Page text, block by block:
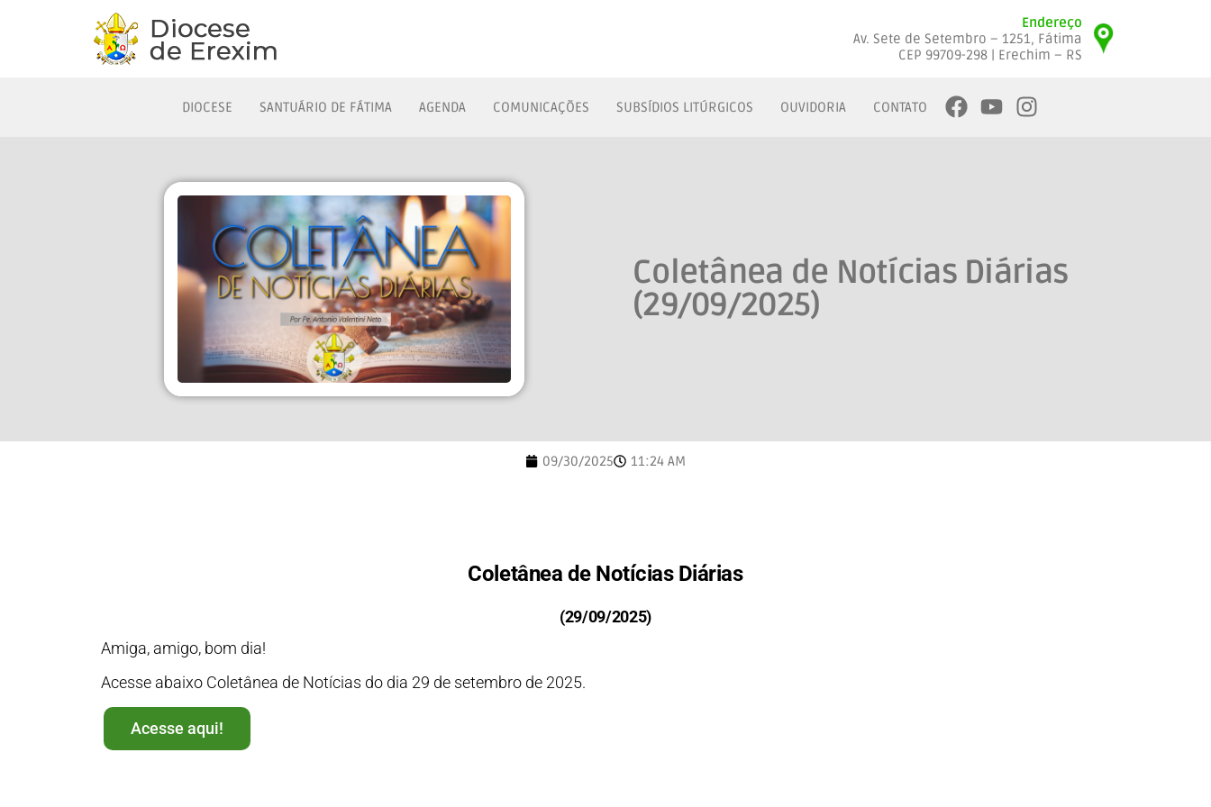
Endereço
Av. Sete de Setembro – 1251, Fátima
CEP 99709-298 | Erechim – RS
DIOCESE SANTUÁRIO DE FÁTIMA AGENDA COMUNICAÇÕES SUBSÍDIOS LITÚRGICOS OUVIDORIA CONTATO
Coletânea de Notícias Diárias
(29/09/2025)
09/30/2025 11:24 AM
Coletânea de Notícias Diárias
(29/09/2025)
Amiga, amigo, bom dia!
Acesse abaixo Coletânea de Notícias do dia 29 de setembro de 2025.
Acesse aqui!